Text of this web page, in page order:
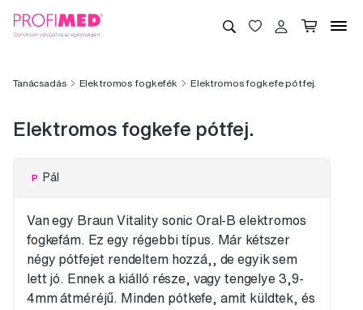
Tanácsadás Elektromos fogkefék Elektromos fogkefe pótfej.
Elektromos fogkefe pótfej.
P Pál
Van egy Braun Vitality sonic Oral-B elektromos
fogkefám. Ez egy régebbi típus. Már kétszer
négy pótfejet rendeltem hozzá,, de egyik sem
lett jó. Ennek a kiálló része, vagy tengelye 3,9-
4mm átméréjű. Minden pótkefe, amit küldtek, és